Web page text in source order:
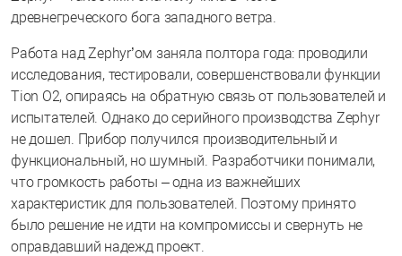
древнегреческого бога западного ветра.
Работа над Zephyr’ом заняла полтора года: проводили
исследования, тестировали, совершенствовали функции
Tion O2, опираясь на обратную связь от пользователей и
испытателей. Однако до серийного производства Zephyr
не дошел. Прибор получился производительный и
функциональный, но шумный. Разработчики понимали,
что громкость работы – одна из важнейших
характеристик для пользователей. Поэтому принято
было решение не идти на компромиссы и свернуть не
оправдавший надежд проект.